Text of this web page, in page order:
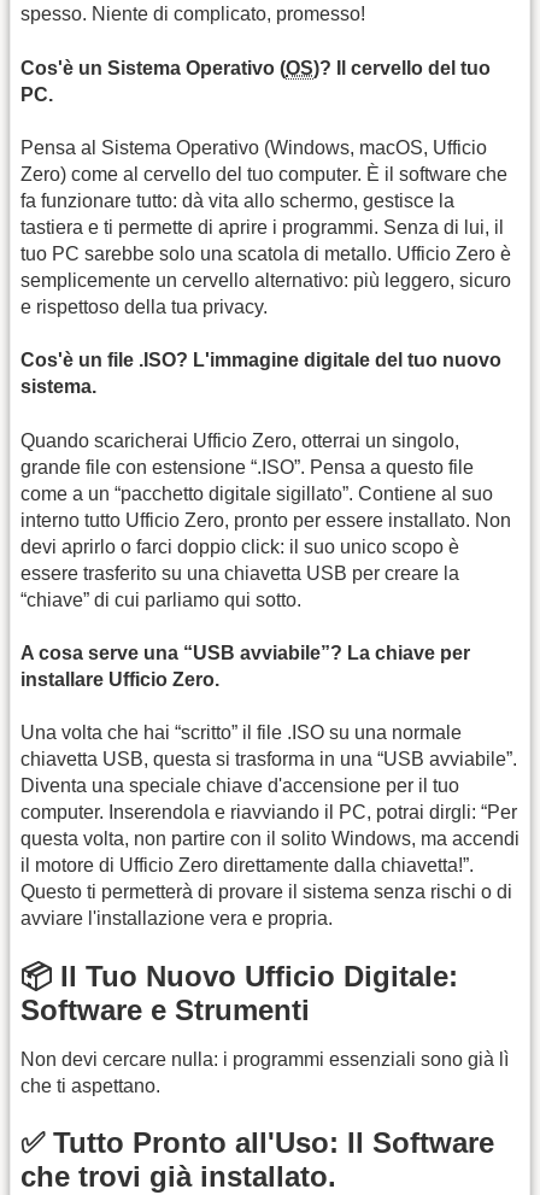
spesso. Niente di complicato, promesso!
Cos'è un Sistema Operativo (OS)? Il cervello del tuo
PC.
Pensa al Sistema Operativo (Windows, macOS, Ufficio
Zero) come al cervello del tuo computer. È il software che
fa funzionare tutto: dà vita allo schermo, gestisce la
tastiera e ti permette di aprire i programmi. Senza di lui, il
tuo PC sarebbe solo una scatola di metallo. Ufficio Zero è
semplicemente un cervello alternativo: più leggero, sicuro
e rispettoso della tua privacy.
Cos'è un file .ISO? L'immagine digitale del tuo nuovo
sistema.
Quando scaricherai Ufficio Zero, otterrai un singolo,
grande file con estensione “.ISO”. Pensa a questo file
come a un “pacchetto digitale sigillato”. Contiene al suo
interno tutto Ufficio Zero, pronto per essere installato. Non
devi aprirlo o farci doppio click: il suo unico scopo è
essere trasferito su una chiavetta USB per creare la
“chiave” di cui parliamo qui sotto.
A cosa serve una “USB avviabile”? La chiave per
installare Ufficio Zero.
Una volta che hai “scritto” il file .ISO su una normale
chiavetta USB, questa si trasforma in una “USB avviabile”.
Diventa una speciale chiave d'accensione per il tuo
computer. Inserendola e riavviando il PC, potrai dirgli: “Per
questa volta, non partire con il solito Windows, ma accendi
il motore di Ufficio Zero direttamente dalla chiavetta!”.
Questo ti permetterà di provare il sistema senza rischi o di
avviare l'installazione vera e propria.
📦 Il Tuo Nuovo Ufficio Digitale:
Software e Strumenti
Non devi cercare nulla: i programmi essenziali sono già lì
che ti aspettano.
✅ Tutto Pronto all'Uso: Il Software
che trovi già installato.